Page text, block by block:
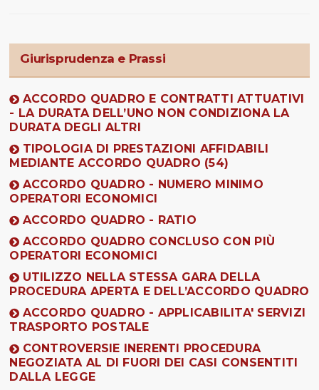
Giurisprudenza e Prassi
ACCORDO QUADRO E CONTRATTI ATTUATIVI
- LA DURATA DELL’UNO NON CONDIZIONA LA
DURATA DEGLI ALTRI
TIPOLOGIA DI PRESTAZIONI AFFIDABILI
MEDIANTE ACCORDO QUADRO (54)
ACCORDO QUADRO - NUMERO MINIMO
OPERATORI ECONOMICI
ACCORDO QUADRO - RATIO
ACCORDO QUADRO CONCLUSO CON PIÙ
OPERATORI ECONOMICI
UTILIZZO NELLA STESSA GARA DELLA
PROCEDURA APERTA E DELL’ACCORDO QUADRO
ACCORDO QUADRO - APPLICABILITA' SERVIZI
TRASPORTO POSTALE
CONTROVERSIE INERENTI PROCEDURA
NEGOZIATA AL DI FUORI DEI CASI CONSENTITI
DALLA LEGGE